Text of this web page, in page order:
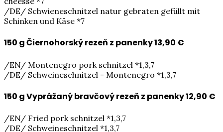
/DE/ Schwieneschnitzel natur gebraten gefüllt mit
Schinken und Käse *7
150 g Čiernohorský rezeň z panenky13,90 €
/EN/ Montenegro pork schnitzel *1,3,7
/DE/ Schweineschnitzel - Montenegro *1,3,7
150 g Vyprážaný bravčový rezeň z panenky12,90 €
/EN/ Fried pork schnitzel *1,3,7
/DE/ Schweineschnitzel *1,3,7